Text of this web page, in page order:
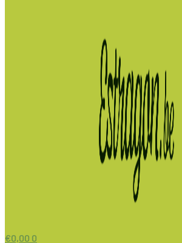
€0,00 0